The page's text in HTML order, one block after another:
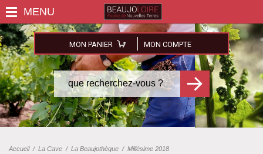
MON PANIER MON COMPTE
Accueil/ La Cave / La Beaujothèque / Millésime 2018